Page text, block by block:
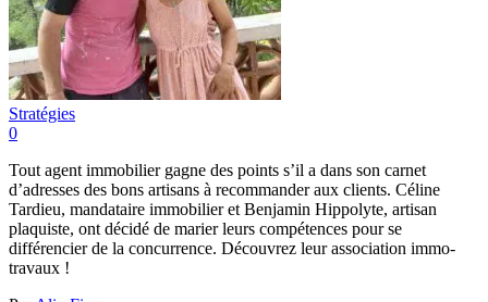
Stratégies
0
Tout agent immobilier gagne des points s’il a dans son carnet
d’adresses des bons artisans à recommander aux clients. Céline
Tardieu, mandataire immobilier et Benjamin Hippolyte, artisan
plaquiste, ont décidé de marier leurs compétences pour se
différencier de la concurrence. Découvrez leur association immo-
travaux !